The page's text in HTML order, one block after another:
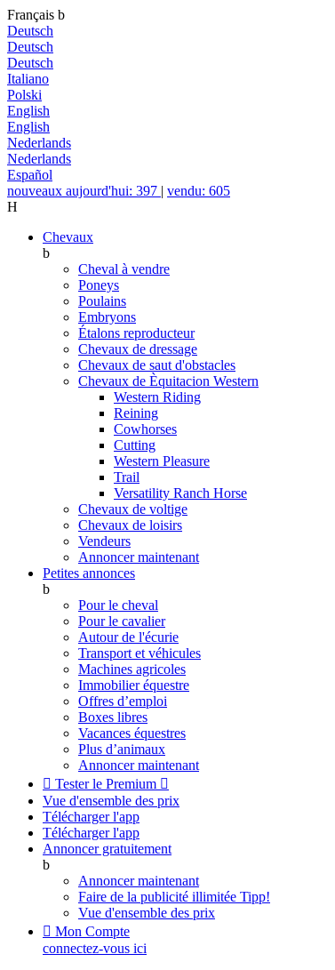
Français b
Deutsch
Deutsch
Deutsch
Italiano
Polski
English
English
Nederlands
Nederlands
Español
nouveaux aujourd'hui: 397 | vendu: 605
H
Chevaux
b
Cheval à vendre
Poneys
Poulains
Embryons
Étalons reproducteur
Chevaux de dressage
Chevaux de saut d'obstacles
Chevaux de Èquitacion Western
Western Riding
Reining
Cowhorses
Cutting
Western Pleasure
Trail
Versatility Ranch Horse
Chevaux de voltige
Chevaux de loisirs
Vendeurs
Annoncer maintenant
Petites annonces
b
Pour le cheval
Pour le cavalier
Autour de l'écurie
Transport et véhicules
Machines agricoles
Immobilier équestre
Offres d’emploi
Boxes libres
Vacances équestres
Plus d’animaux
Annoncer maintenant
 Tester le Premium 
Vue d'ensemble des prix
Télécharger l'app
Télécharger l'app
Annoncer gratuitement
b
Annoncer maintenant
Faire de la publicité illimitée Tipp!
Vue d'ensemble des prix
 Mon Compte
connectez-vous ici